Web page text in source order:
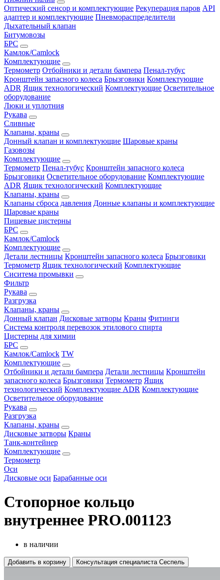
Оптический сенсор и комплектующие Рекуперация паров API
адаптер и комплектующие Пневмораспределители
Дыхательный клапан
Битумовозы
БРС
Камлок/Camlock
Комплектующие
Термометр Отбойники и детали бампера Пенал-тубус
Кронштейн запасного колеса Брызговики Комплектующие
ADR Ящик технологический Комплектующие Осветительное
оборудование
Люки и уплотния
Рукава
Сливные
Клапаны, краны
Донный клапан и комплектующие Шаровые краны
Газовозы
Комплектующие
Термометр Пенал-тубус Кронштейн запасного колеса
Брызговики Осветительное оборудование Комплектующие
ADR Ящик технологический Комплектующие
Клапаны, краны
Клапаны сброса давления Донные клапаны и комплектующие
Шаровые краны
Пищевые цистерны
БРС
Камлок/Camlock
Комплектующие
Детали лестницы Кронштейн запасного колеса Брызговики
Термометр Ящик технологический Комплектующие
Сиситема промывки
Фильтр
Рукава
Разгрузка
Клапаны, краны
Донный клапан Дисковые затворы Краны Фитинги
Система контроля перевозок этилового спирта
Цистерны для химии
БРС
Камлок/Camlock TW
Комплектующие
Отбойники и детали бампера Детали лестницы Кронштейн
запасного колеса Брызговики Термометр Ящик
технологический Комплектующие ADR Комплектующие
Осветительное оборудование
Рукава
Разгрузка
Клапаны, краны
Дисковые затворы Краны
Танк-контейнер
Комплектующие
Термометр
Оси
Дисковые оси Барабанные оси
Стопорное кольцо
внутреннее PRO.001123
в наличии
Добавить в корзину Консультация специалиста Сеспель